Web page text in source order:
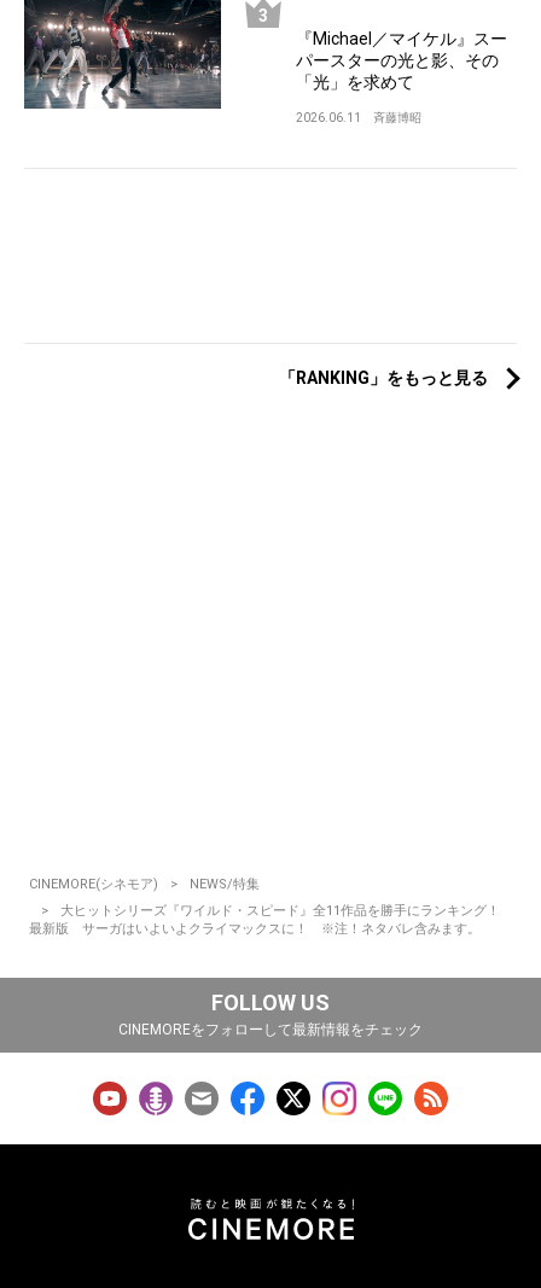
『Michael／マイケル』スー
パースターの光と影、その
「光」を求めて
2026.06.11 斉藤博昭
「RANKING」をもっと見る
CINEMORE(シネモア)
NEWS/特集
大ヒットシリーズ『ワイルド・スピード』全11作品を勝手にランキング！
最新版 サーガはいよいよクライマックスに！ ※注！ネタバレ含みます。
FOLLOW US
CINEMOREをフォローして最新情報をチェック